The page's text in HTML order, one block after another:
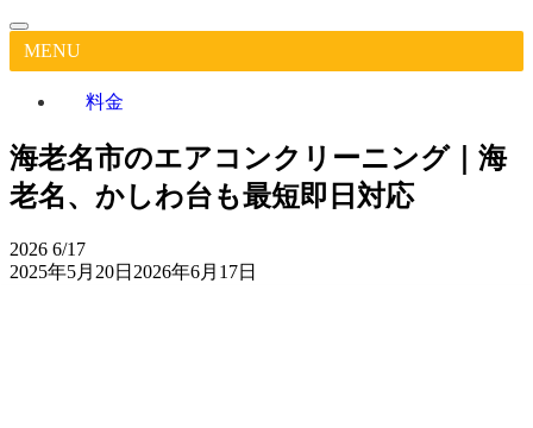
MENU
料金
海老名市のエアコンクリーニング｜海
老名、かしわ台も最短即日対応
2026 6/17
2025年5月20日 2026年6月17日